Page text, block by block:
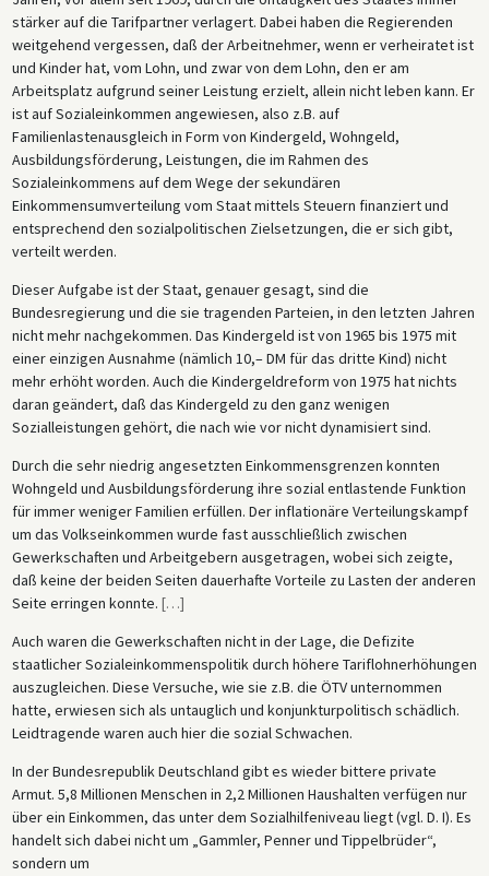
stärker auf die Tarifpartner verlagert. Dabei haben die Regierenden
weitgehend vergessen, daß der Arbeitnehmer, wenn er verheiratet ist
und Kinder hat, vom Lohn, und zwar von dem Lohn, den er am
Arbeitsplatz aufgrund seiner Leistung erzielt, allein nicht leben kann. Er
ist auf Sozialeinkommen angewiesen, also z.B. auf
Familienlastenausgleich in Form von Kindergeld, Wohngeld,
Ausbildungsförderung, Leistungen, die im Rahmen des
Sozialeinkommens auf dem Wege der sekundären
Einkommensumverteilung vom Staat mittels Steuern finanziert und
entsprechend den sozialpolitischen Zielsetzungen, die er sich gibt,
verteilt werden.
Dieser Aufgabe ist der Staat, genauer gesagt, sind die
Bundesregierung und die sie tragenden Parteien, in den letzten Jahren
nicht mehr nachgekommen. Das Kindergeld ist von 1965 bis 1975 mit
einer einzigen Ausnahme (nämlich 10,– DM für das dritte Kind) nicht
mehr erhöht worden. Auch die Kindergeldreform von 1975 hat nichts
daran geändert, daß das Kindergeld zu den ganz wenigen
Sozialleistungen gehört, die nach wie vor nicht dynamisiert sind.
Durch die sehr niedrig angesetzten Einkommensgrenzen konnten
Wohngeld und Ausbildungsförderung ihre sozial entlastende Funktion
für immer weniger Familien erfüllen. Der inflationäre Verteilungskampf
um das Volkseinkommen wurde fast ausschließlich zwischen
Gewerkschaften und Arbeitgebern ausgetragen, wobei sich zeigte,
daß keine der beiden Seiten dauerhafte Vorteile zu Lasten der anderen
Seite erringen konnte. […]
Auch waren die Gewerkschaften nicht in der Lage, die Defizite
staatlicher Sozialeinkommenspolitik durch höhere Tariflohnerhöhungen
auszugleichen. Diese Versuche, wie sie z.B. die ÖTV unternommen
hatte, erwiesen sich als untauglich und konjunkturpolitisch schädlich.
Leidtragende waren auch hier die sozial Schwachen.
In der Bundesrepublik Deutschland gibt es wieder bittere private
Armut. 5,8 Millionen Menschen in 2,2 Millionen Haushalten verfügen nur
über ein Einkommen, das unter dem Sozialhilfeniveau liegt (vgl. D. I). Es
handelt sich dabei nicht um „Gammler, Penner und Tippelbrüder“,
sondern um